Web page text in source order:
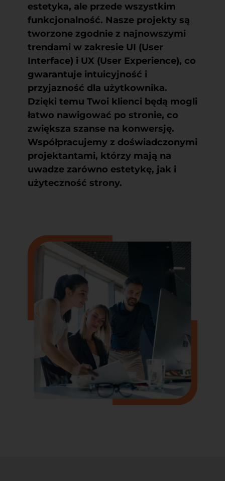
estetyka, ale przede wszystkim
funkcjonalność. Nasze projekty są
tworzone zgodnie z najnowszymi
trendami w zakresie UI (User
Interface) i UX (User Experience), co
gwarantuje intuicyjność i
przyjazność dla użytkownika.
Dzięki temu Twoi klienci będą mogli
łatwo nawigować po stronie, co
zwiększa szanse na konwersję.
Współpracujemy z doświadczonymi
projektantami, którzy mają na
uwadze zarówno estetykę, jak i
użyteczność strony.